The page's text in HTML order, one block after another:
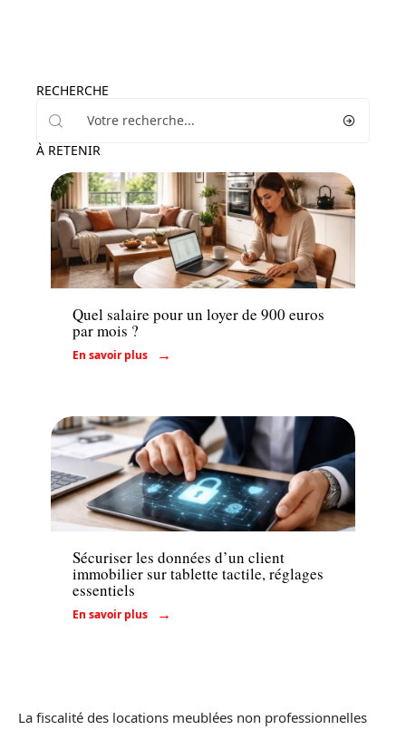
RECHERCHE
À RETENIR
Louer
Quel salaire pour un loyer de 900 euros
par mois ?
En savoir plus
Immo
Sécuriser les données d’un client
immobilier sur tablette tactile, réglages
essentiels
En savoir plus
La fiscalité des locations meublées non professionnelles